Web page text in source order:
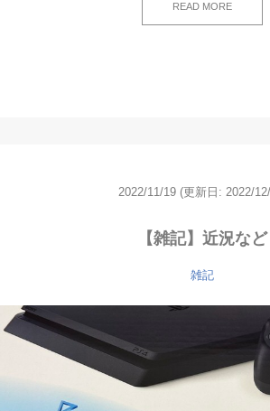
READ MORE
2022/11/19 (更新日: 2022/
【雑記】近況など
雑記